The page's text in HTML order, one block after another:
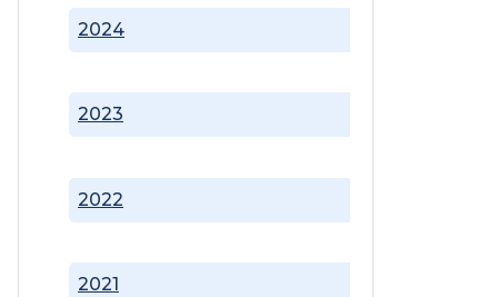
2021
2022
2023
2024